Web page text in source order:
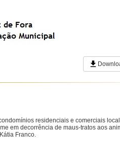
residenciais e comerciais
em decorrência de maus-tratos aos
Franco.